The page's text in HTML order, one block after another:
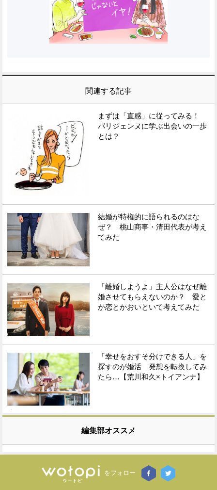
関連する記事
まずは「直感」に従ってみる！
パリジェンヌに学ぶ出会いの一歩
とは？
結婚が特権的に語られるのはな
ぜ？ 桃山商事・清田代表が考え
てみた
「離婚しようよ」主人公はなぜ離
婚させてもらえないのか？ 愛と
か恋とかおいといて考えてみた
「幸せをおすそ分けできる人」を
探すのが婚活 発想を転換してみ
たら…【荒川和久×トイアンナ】
編集部オススメ
をフォロー